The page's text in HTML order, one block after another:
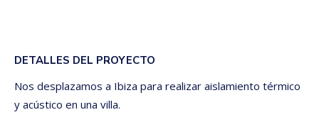
DETALLES DEL PROYECTO
Nos desplazamos a Ibiza para realizar aislamiento térmico
y acústico en una villa.